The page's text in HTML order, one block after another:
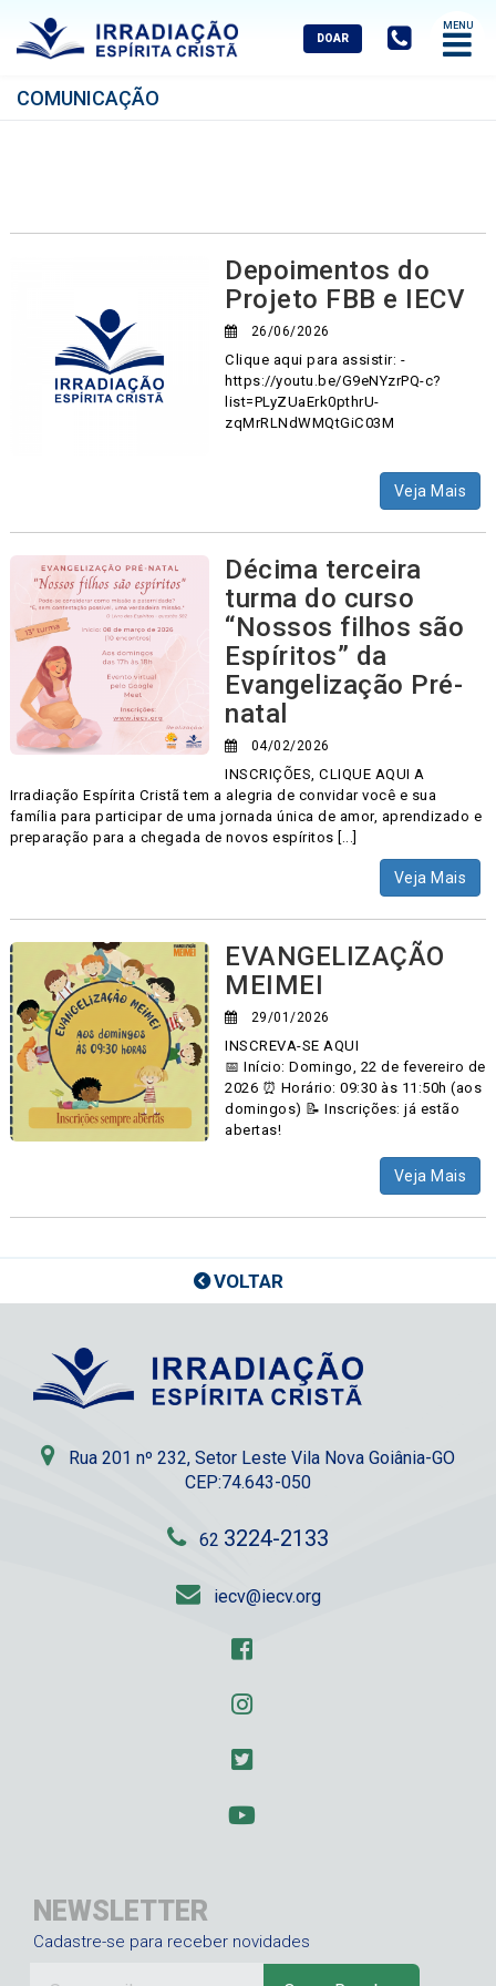
Abrir
Menu
COMUNICAÇÃO
Depoimentos do
Projeto FBB e IECV
26/06/2026
Clique aqui para assistir: -
https://youtu.be/G9eNYzrPQ-c?
list=PLyZUaErk0pthrU-
zqMrRLNdWMQtGiC03M
Veja Mais
Décima terceira
turma do curso
“Nossos filhos são
Espíritos” da
Evangelização Pré-
natal
04/02/2026
INSCRIÇÕES, CLIQUE AQUI A
Irradiação Espírita Cristã tem a alegria de convidar você e sua
família para participar de uma jornada única de amor, aprendizado e
preparação para a chegada de novos espíritos [...]
Veja Mais
EVANGELIZAÇÃO
MEIMEI
29/01/2026
INSCREVA-SE AQUI
📅 Início: Domingo, 22 de fevereiro de
2026 ⏰ Horário: 09:30 às 11:50h (aos
domingos) 📝 Inscrições: já estão
abertas!
Veja Mais
VOLTAR
Rua 201 nº 232, Setor Leste Vila Nova Goiânia-GO
CEP:74.643-050
62 3224-2133
iecv@iecv.org
NEWSLETTER
Cadastre-se para receber novidades